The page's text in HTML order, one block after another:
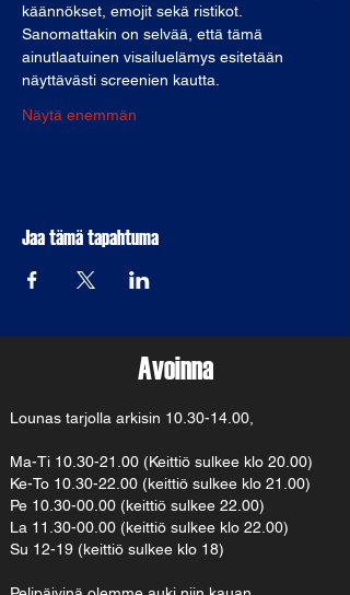
käännökset, emojit sekä ristikot.
Sanomattakin on selvää, että tämä
ainutlaatuinen visailuelämys esitetään
näyttävästi screenien kautta.
Näytä enemmän
Jaa tämä tapahtuma
Avoinna
Lounas tarjolla arkisin 10.30-14.00
Ma-Ti 10.30-21.00 (Keittiö sulkee klo 20.00)
Ke-To 10.30-22.00 (keittiö sulkee klo 21.00)
Pe 10.30-00.00 (keittiö sulkee 22.00)
La 11.30-00.00 (keittiö sulkee klo 22.00)
Su 12-19 (keittiö sulkee klo 18)